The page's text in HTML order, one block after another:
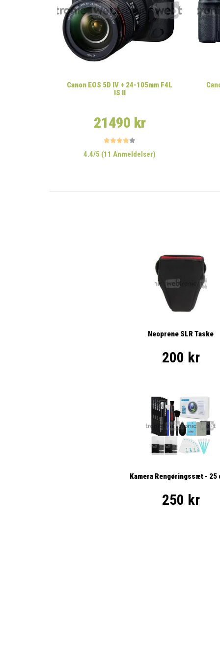
Canon EOS 5D IV + 24-105mm F4L
IS II
21490 kr
4.4/5 (11 Anmeldelser)
Neoprene SLR Taske
200 kr
Kamera Rengøringssæt - 25
250 kr